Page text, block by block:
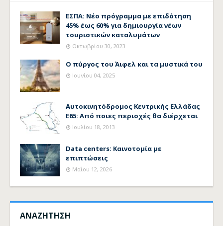
ΕΣΠΑ: Νέο πρόγραμμα με επιδότηση
45% έως 60% για δημιουργία νέων
τουριστικών καταλυμάτων
Οκτωβρίου 30, 2023
Ο πύργος του Άιφελ και τα μυστικά του
Ιουνίου 04, 2025
Αυτοκινητόδρομος Κεντρικής Ελλάδας
Ε65: Από ποιες περιοχές θα διέρχεται
Ιουλίου 18, 2013
Data centers: Καινοτομία με
επιπτώσεις
Μαΐου 12, 2026
ΑΝΑΖΗΤΗΣΗ